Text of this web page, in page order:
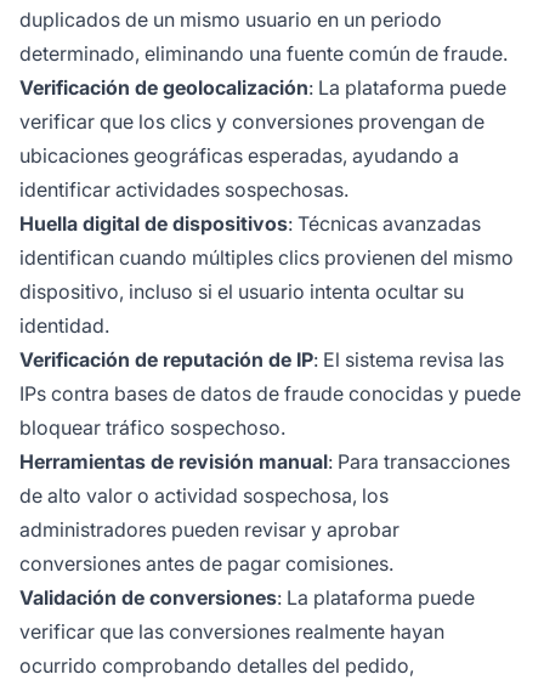
duplicados de un mismo usuario en un periodo
determinado, eliminando una fuente común de fraude.
Verificación de geolocalización: La plataforma puede
verificar que los clics y conversiones provengan de
ubicaciones geográficas esperadas, ayudando a
identificar actividades sospechosas.
Huella digital de dispositivos: Técnicas avanzadas
identifican cuando múltiples clics provienen del mismo
dispositivo, incluso si el usuario intenta ocultar su
identidad.
Verificación de reputación de IP: El sistema revisa las
IPs contra bases de datos de fraude conocidas y puede
bloquear tráfico sospechoso.
Herramientas de revisión manual: Para transacciones
de alto valor o actividad sospechosa, los
administradores pueden revisar y aprobar
conversiones antes de pagar comisiones.
Validación de conversiones: La plataforma puede
verificar que las conversiones realmente hayan
ocurrido comprobando detalles del pedido,